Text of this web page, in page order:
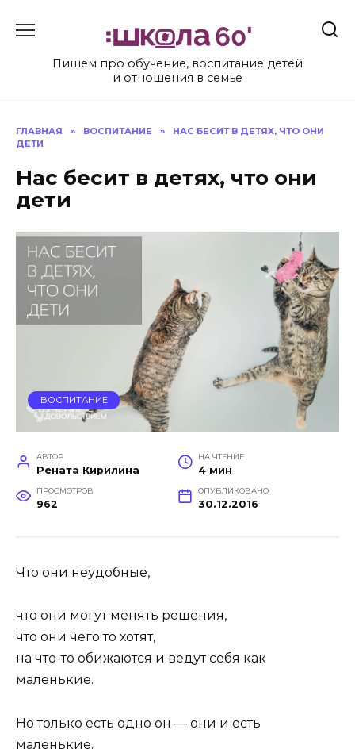
Пишем про обучение, воспитание детей
и отношения в семье
ГЛАВНАЯ » ВОСПИТАНИЕ »
НАС БЕСИТ В ДЕТЯХ, ЧТО ОНИ
ДЕТИ
Нас бесит в детях, что они
дети
ВОСПИТАНИЕ
АВТОР
Рената Кирилина
НА ЧТЕНИЕ
4 мин
ПРОСМОТРОВ
962
ОПУБЛИКОВАНО
30.12.2016
Что они неудобные,
что они могут менять решения,
что они чего то хотят,
на что-то обижаются и ведут себя как
маленькие.
Но только есть одно он — они и есть
маленькие.